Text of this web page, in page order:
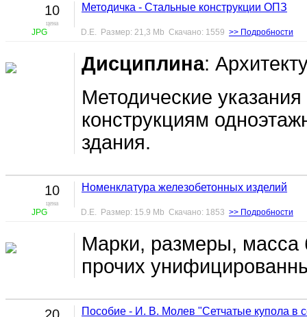
10
цена
JPG
Методичка - Стальные конструкции ОПЗ
D.E. Размер: 21,3 Mb Скачано: 1559 >> Подробности
Дисциплина:
Методические
конструкциям
здания.
10
цена
JPG
Номенклатура железобетонных изделий
D.E. Размер: 15.9 Mb Скачано: 1853 >> Подробности
Марки, размеры, масса
прочих
Пособие - И. В. Молев "Сетчатые купола в